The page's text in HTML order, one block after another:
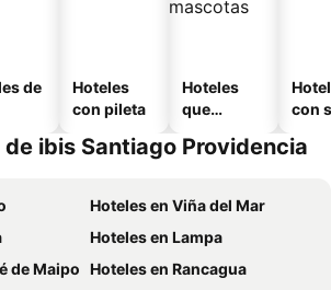
de
Hoteles
con pileta
Hoteles
que
mascotas
con
ibis Santiago Providencia
Hoteles en Viña del Mar
Hoteles en Lampa
de Maipo
Hoteles en Rancagua